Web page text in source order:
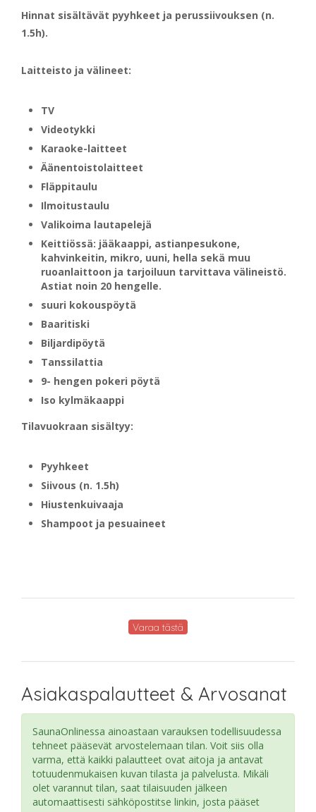
Hinnat sisältävät pyyhkeet ja perussiivouksen (n.
1.5h).
Laitteisto ja välineet:
TV
Videotykki
Karaoke-laitteet
Äänentoistolaitteet
Fläppitaulu
Ilmoitustaulu
Valikoima lautapelejä
Keittiössä: jääkaappi, astianpesukone,
kahvinkeitin, mikro, uuni, hella sekä muu
ruoanlaittoon ja tarjoiluun tarvittava välineistö.
Astiat noin 20 hengelle.
suuri kokouspöytä
Baaritiski
Biljardipöytä
Tanssilattia
9- hengen pokeri pöytä
Iso kylmäkaappi
Tilavuokraan sisältyy:
​Pyyhkeet
Siivous (n. 1.5h)
Hiustenkuivaaja
Shampoot ja pesuaineet
Varaa tästä
Asiakaspalautteet & Arvosanat
SaunaOnlinessa ainoastaan varauksen todellisuudessa
tehneet pääsevät arvostelemaan tilan. Voit siis olla
varma, että kaikki palautteet ovat aitoja ja antavat
totuudenmukaisen kuvan tilasta ja palvelusta. Mikäli
olet varannut tilan, saat tilaisuuden jälkeen
automaattisesti sähköpostitse linkin, josta pääset